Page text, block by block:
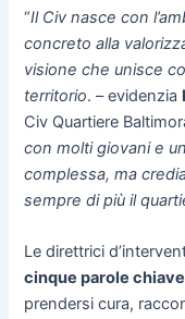
“Il Civ nasce con
concreto alla
visione che unisce
territorio. – evidenzia
Civ Quartiere
con molti giovani e
complessa, ma
sempre di più il
Le direttrici
cinque parole chiave
prendersi cura,